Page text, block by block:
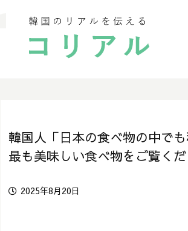
韓国人「日本の食べ物の中で
最も美味しい食べ物をご覧くだ
2025年8月20日